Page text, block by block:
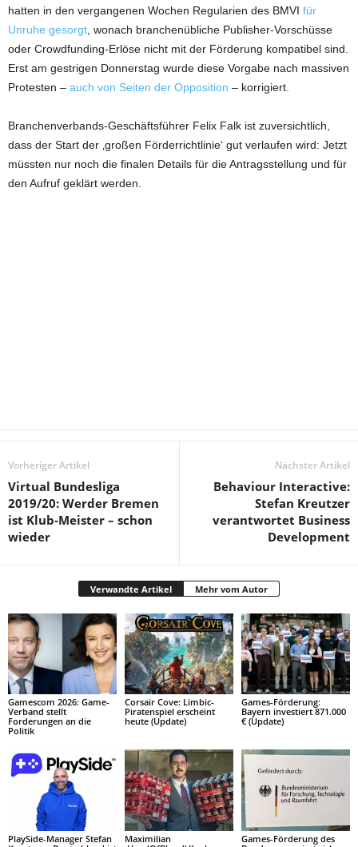
hatten in den vergangenen Wochen Regularien des BMVI für
Unruhe gesorgt , wonach branchenübliche Publisher-Vorschüsse
oder Crowdfunding-Erlöse nicht mit der Förderung kompatibel sind.
Erst am gestrigen Donnerstag wurde diese Vorgabe nach massiven
Protesten – auch von Seiten der Opposition – korrigiert.
Branchenverbands-Geschäftsführer Felix Falk ist zuversichtlich,
dass der Start der ‚großen Förderrichtlinie‘ gut verlaufen wird: Jetzt
müssten nur noch die finalen Details für die Antragsstellung und für
den Aufruf geklärt werden.
Vorheriger Artikel
Virtual Bundesliga
2019/20: Werder Bremen
ist Klub-Meister – schon
wieder
Nächster Artikel
Behaviour Interactive:
Stefan Kreutzer
verantwortet Business
Development
Verwandte Artikel Mehr vom Autor
Gamescom 2026: Game-
Verband stellt
Forderungen an die
Politik
Corsair Cove: Limbic-
Piratenspiel erscheint
heute (Update)
Games-Förderung:
Bayern investiert 871.000
€ (Update)
PlaySide-Manager Stefan
Maximilian
Games-Förderung des